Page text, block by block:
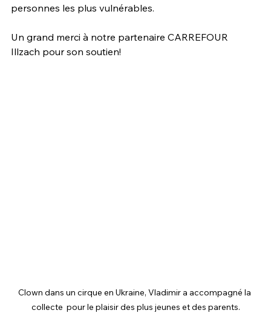
personnes les plus vulnérables.
Un grand merci à notre partenaire CARREFOUR
Illzach pour son soutien!
Clown dans un cirque en Ukraine, Vladimir a accompagné la
collecte  pour le plaisir des plus jeunes et des parents.